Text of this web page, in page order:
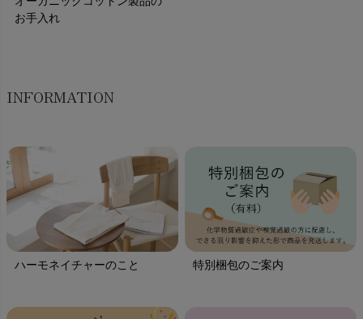
お手入れ
INFORMATION
ハーモネイチャーのこと 特別梱包のご案内